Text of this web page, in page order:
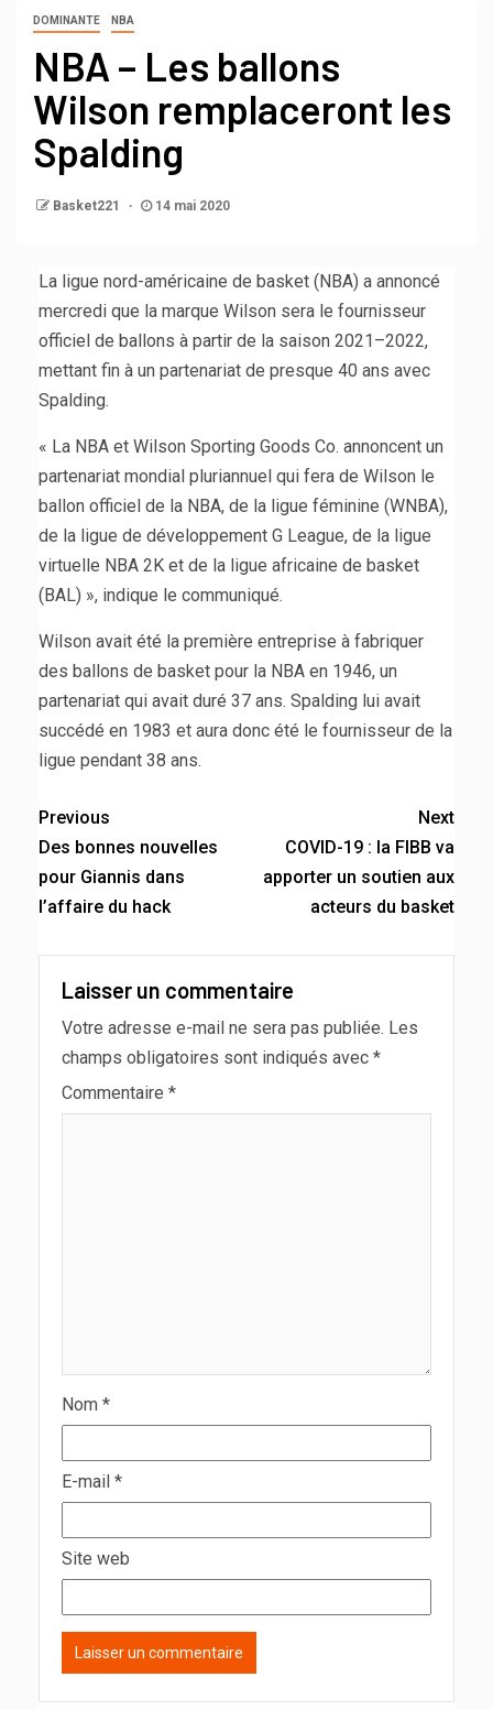
DOMINANTE NBA
NBA – Les ballons
Wilson remplaceront les
Spalding
Basket221 14 mai 2020
La ligue nord-américaine de basket (NBA) a annoncé
mercredi que la marque Wilson sera le fournisseur
officiel de ballons à partir de la saison 2021–2022,
mettant fin à un partenariat de presque 40 ans avec
Spalding.
« La NBA et Wilson Sporting Goods Co. annoncent un
partenariat mondial pluriannuel qui fera de Wilson le
ballon officiel de la NBA, de la ligue féminine (WNBA),
de la ligue de développement G League, de la ligue
virtuelle NBA 2K et de la ligue africaine de basket
(BAL) », indique le communiqué.
Wilson avait été la première entreprise à fabriquer
des ballons de basket pour la NBA en 1946, un
partenariat qui avait duré 37 ans. Spalding lui avait
succédé en 1983 et aura donc été le fournisseur de la
ligue pendant 38 ans.
Previous
Des bonnes nouvelles
pour Giannis dans
l’affaire du hack
Next
COVID-19 : la FIBB va
apporter un soutien aux
acteurs du basket
Laisser un commentaire
Votre adresse e-mail ne sera pas publiée. Les
champs obligatoires sont indiqués avec *
Commentaire *
Nom *
E-mail *
Site web